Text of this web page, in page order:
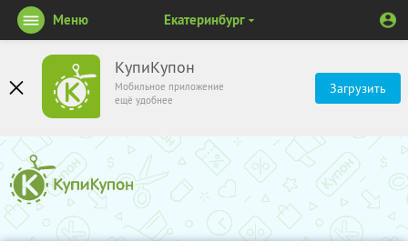
КупиКупон
Мобильное приложение
ещё удобнее
Загрузить
Меню Екатеринбург